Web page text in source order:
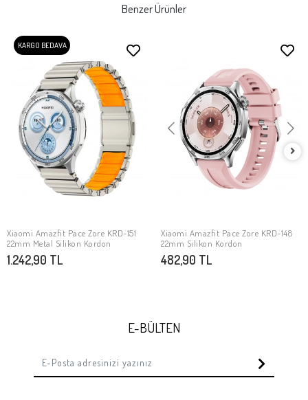
Benzer Ürünler
KARGO BEDAVA
SEPETE EKLE
Xiaomi Amazfit Pace Zore KRD-151
22mm Metal Silikon Kordon
1.242,90 TL
SEPETE EKLE
Xiaomi Amazfit Pace Zore KRD-148
22mm Silikon Kordon
482,90 TL
E-BÜLTEN